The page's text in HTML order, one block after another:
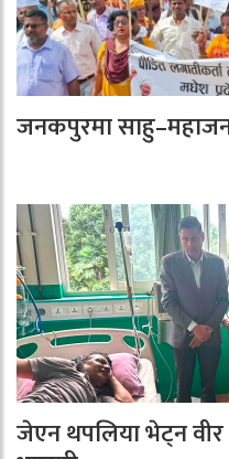
जनकपुरमा
जेएन थपलिया भेट्न वीर